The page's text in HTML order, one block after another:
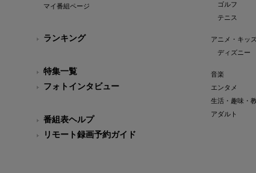
マイ番組ページ
ランキング
特集一覧
フォトインタビュー
番組表ヘルプ
リモート録画予約ガイド
ゴルフ
テニス
アニメ・キッ
ディズニー
音楽
エンタメ
生活・趣味・
アダルト